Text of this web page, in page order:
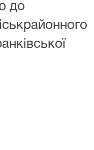
до